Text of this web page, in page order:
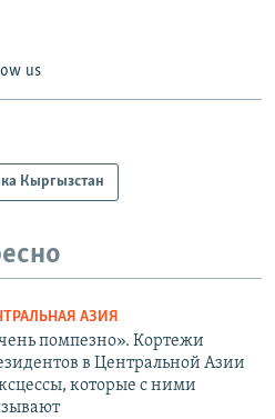
us
Кыргызстан
АЗИЯ
помпезно». Кортежи
в Центральной Азии
которые с ними